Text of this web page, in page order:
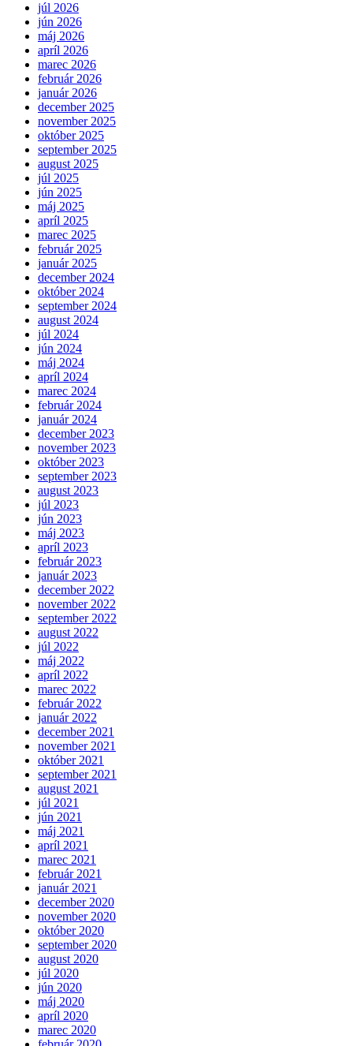
júl 2026
jún 2026
máj 2026
apríl 2026
marec 2026
február 2026
január 2026
december 2025
november 2025
október 2025
september 2025
august 2025
júl 2025
jún 2025
máj 2025
apríl 2025
marec 2025
február 2025
január 2025
december 2024
október 2024
september 2024
august 2024
júl 2024
jún 2024
máj 2024
apríl 2024
marec 2024
február 2024
január 2024
december 2023
november 2023
október 2023
september 2023
august 2023
júl 2023
jún 2023
máj 2023
apríl 2023
február 2023
január 2023
december 2022
november 2022
september 2022
august 2022
júl 2022
máj 2022
apríl 2022
marec 2022
február 2022
január 2022
december 2021
november 2021
október 2021
september 2021
august 2021
júl 2021
jún 2021
máj 2021
apríl 2021
marec 2021
február 2021
január 2021
december 2020
november 2020
október 2020
september 2020
august 2020
júl 2020
jún 2020
máj 2020
apríl 2020
marec 2020